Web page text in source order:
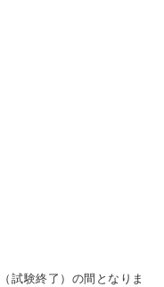
試験終了）の間となりま